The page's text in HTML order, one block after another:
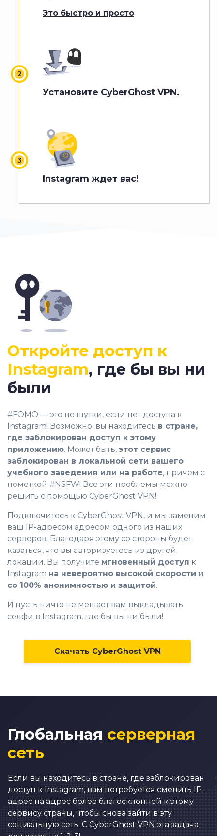
Это быстро и просто
Установите CyberGhost VPN.
Instagram ждет вас!
Откройте доступ к
Instagram, где бы вы ни
были
#FOMO — это не шутки, если нет доступа к
Instagram! Возможно, вы находитесь в стране,
где заблокирован доступ к этому
приложению. Может быть, этот сервис
заблокирован в локальной сети вашего
учебного заведения или на работе, причем с
пометкой #NSFW! Все эти проблемы можно
решить с помощью CyberGhost VPN!
Подключитесь к CyberGhost VPN, и мы заменим
ваш IP-адресом адресом одного из наших
серверов. Благодаря этому со стороны будет
казаться, что вы авторизуетесь из другой
локации. Вы получите мгновенный доступ к
Instagram на невероятно высокой скорости и
со 100% анонимностью и защитой.
И пусть ничто не мешает вам выкладывать
селфи в Instagram, где бы вы ни были!
Скачать CyberGhost VPN
Глобальная серверная
сеть
Если вы находитесь в стране, где заблокирован
доступ к Instagram, вам потребуется сменить IP-
адрес на адрес более благосклонной к этому
сервису страны, чтобы снова зайти в эту
социальную сеть. С CyberGhost VPN эта задача
0
1
2
0
1
0
6
8
9
0
1